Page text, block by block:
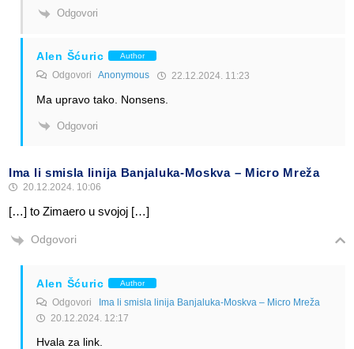
Odgovori
Alen Šćuric Author
Odgovori Anonymous 22.12.2024. 11:23
Ma upravo tako. Nonsens.
Odgovori
Ima li smisla linija Banjaluka-Moskva – Micro Mreža
20.12.2024. 10:06
[…] to Zimaero u svojoj […]
Odgovori
Alen Šćuric Author
Odgovori Ima li smisla linija Banjaluka-Moskva – Micro Mreža
20.12.2024. 12:17
Hvala za link.